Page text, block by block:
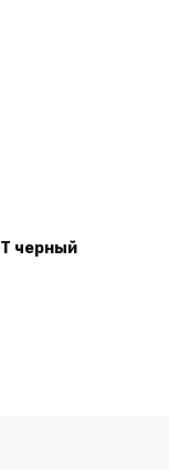
черный